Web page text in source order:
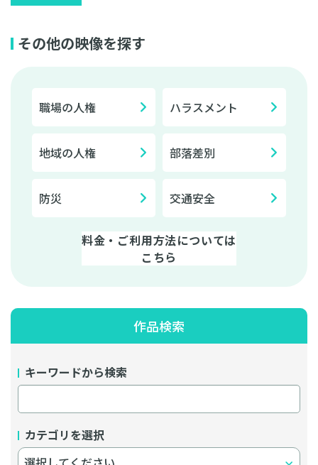
その他の映像を探す
職場の人権 ハラスメント
地域の人権 部落差別
防災 交通安全
料金・ご利用方法については
こちら
作品検索
キーワードから検索
カテゴリを選択